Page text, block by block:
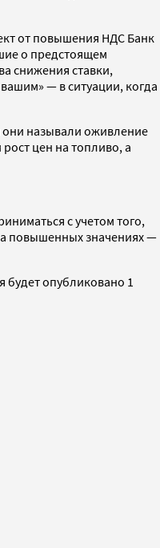
от повышения НДС Банк
о предстоящем
снижения ставки,
— в ситуации, когда
они называли оживление
цен на топливо, а
с учетом того,
повышенных значениях —
опубликовано 1